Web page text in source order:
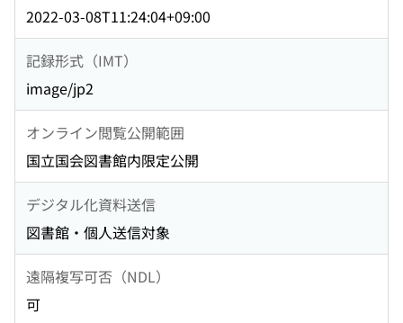
2022-03-08T11:24:04+09:00
記録形式（IMT）
image/jp2
オンライン閲覧公開範囲
国立国会図書館内限定公開
デジタル化資料送信
図書館・個人送信対象
遠隔複写可否（NDL）
可